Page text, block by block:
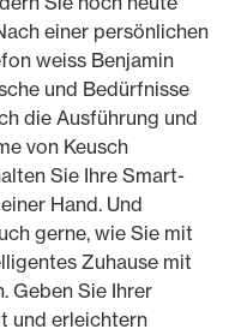
einer persönlichen
weiss Benjamin
und Bedürfnisse
die Ausführung und
von Keusch
Sie Ihre Smart-
Hand. Und
gerne, wie Sie mit
Zuhause mit
Geben Sie Ihrer
und erleichtern